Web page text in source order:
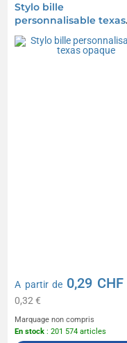
Stylo bille
personnalisable texas
opaque
A partir de 0,29 CHF
0,32 €
Marquage non compris
En stock : 201 574 articles